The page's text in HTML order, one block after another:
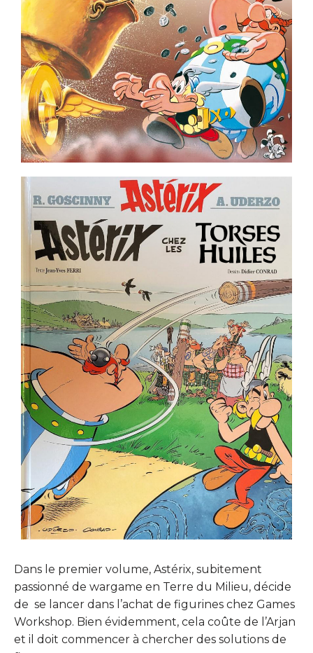
Dans le premier volume, Astérix, subitement
passionné de wargame en Terre du Milieu, décide
de se lancer dans l’achat de figurines chez Games
Workshop. Bien évidemment, cela coûte de l’Arjan
et il doit commencer à chercher des solutions de